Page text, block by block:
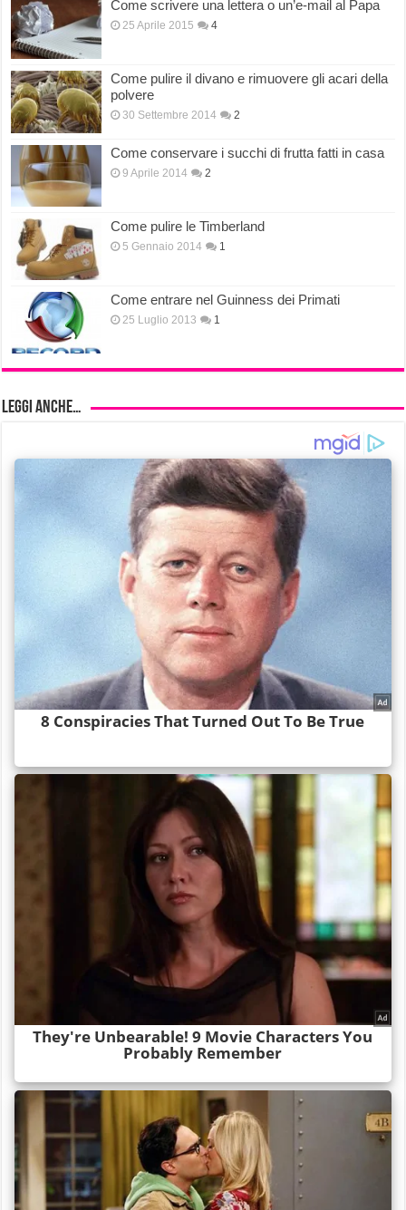
Come scrivere una lettera o un’e-mail al Papa
25 Aprile 2015 4
Come pulire il divano e rimuovere gli acari della
polvere
30 Settembre 2014 2
Come conservare i succhi di frutta fatti in casa
9 Aprile 2014 2
Come pulire le Timberland
5 Gennaio 2014 1
Come entrare nel Guinness dei Primati
25 Luglio 2013 1
Leggi anche…